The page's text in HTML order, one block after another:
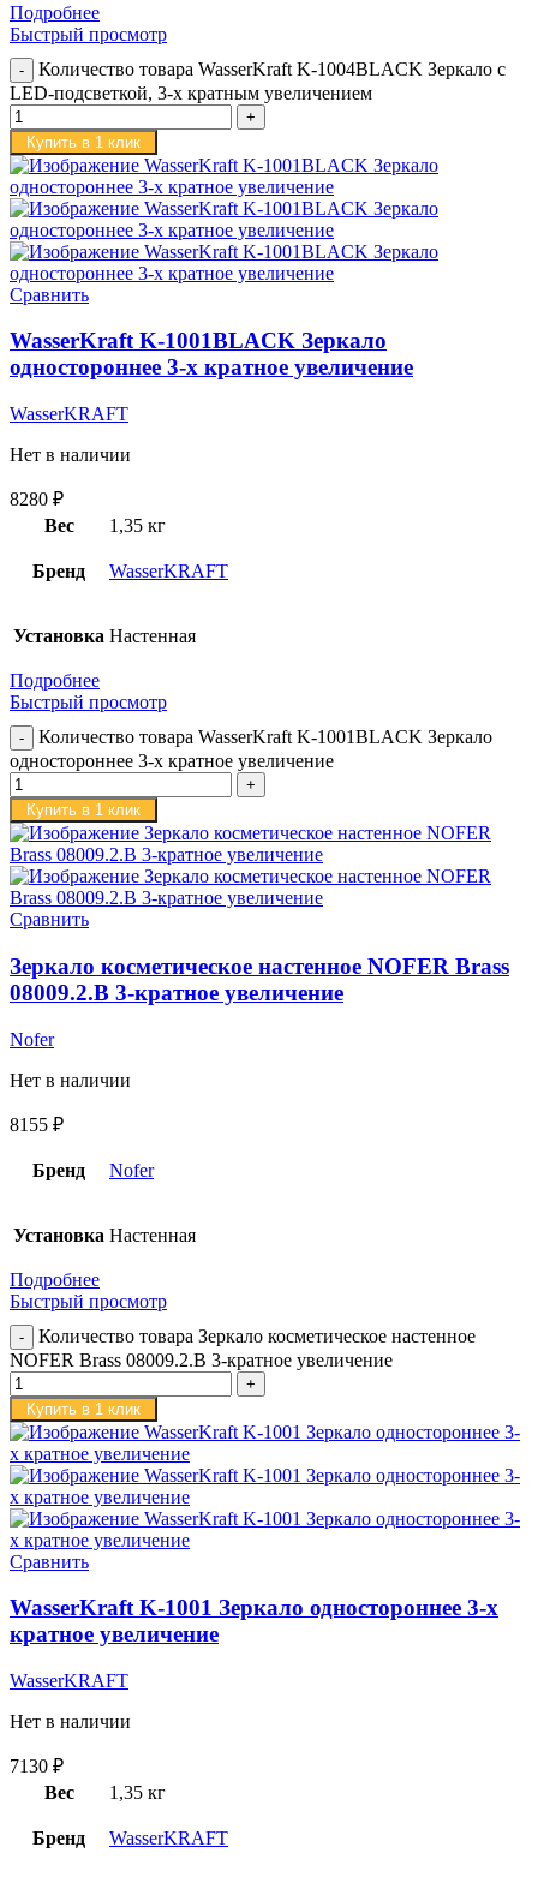
Подробнее
Быстрый просмотр
Количество товара WasserKraft K-1004BLACK Зеркало с
LED-подсветкой, 3-х кратным увеличением
Купить в 1 клик
Сравнить
WasserKraft K-1001BLACK Зеркало
одностороннее 3-х кратное увеличение
WasserKRAFT
Нет в наличии
8280 ₽
Вес
1,35 кг
Бренд WasserKRAFT
Установка Настенная
Подробнее
Быстрый просмотр
Количество товара WasserKraft K-1001BLACK Зеркало
одностороннее 3-х кратное увеличение
Купить в 1 клик
Сравнить
Зеркало косметическое настенное NOFER Brass
08009.2.B 3-кратное увеличение
Nofer
Нет в наличии
8155 ₽
Бренд Nofer
Установка Настенная
Подробнее
Быстрый просмотр
Количество товара Зеркало косметическое настенное
NOFER Brass 08009.2.B 3-кратное увеличение
Купить в 1 клик
Сравнить
WasserKraft K-1001 Зеркало одностороннее 3-х
кратное увеличение
WasserKRAFT
Нет в наличии
7130 ₽
Вес
1,35 кг
Бренд WasserKRAFT